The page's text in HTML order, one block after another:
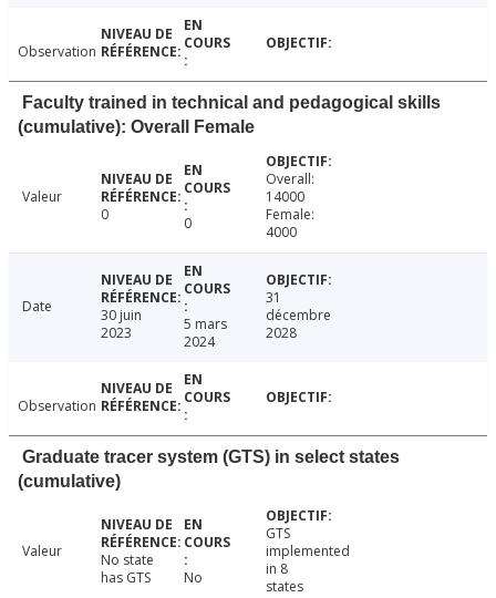
Observation
Faculty trained in technical and pedagogical skills
(cumulative): Overall Female
Valeur
0
0
Overall:
14000
Female:
4000
Date
30 juin
2023
5 mars
2024
31
décembre
2028
Observation
Graduate tracer system (GTS) in select states
(cumulative)
Valeur
No state
has GTS
No
GTS
implemented
in 8
states